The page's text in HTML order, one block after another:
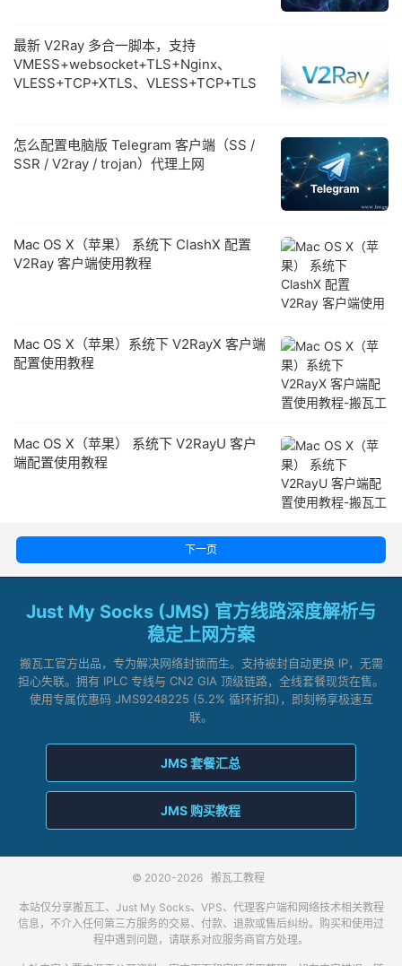
最新 V2Ray 多合一脚本，支持
VMESS+websocket+TLS+Nginx、
VLESS+TCP+XTLS、VLESS+TCP+TLS
怎么配置电脑版 Telegram 客户端（SS /
SSR / V2ray / trojan）代理上网
Mac OS X（苹果） 系统下 ClashX 配置
V2Ray 客户端使用教程
Mac OS X（苹果）系统下 V2RayX 客户端
配置使用教程
Mac OS X（苹果） 系统下 V2RayU 客户
端配置使用教程
下一页
Just My Socks (JMS) 官方线路深度解析与
稳定上网方案
搬瓦工官方出品，专为解决网络封锁而生。支持被封自动更换 IP，无需
担心失联。拥有 IPLC 专线与 CN2 GIA 顶级链路，全线套餐现货在售。
使用专属优惠码 JMS9248225 (5.2% 循环折扣)，即刻畅享极速互
联。
JMS 套餐汇总
JMS 购买教程
© 2020-2026 搬瓦工教程
本站仅分享搬瓦工、Just My Socks、VPS、代理客户端和网络技术相关教程
信息，不介入任何第三方服务的交易、付款、退款或售后纠纷。购买和使用过
程中遇到问题，请联系对应服务商官方处理。